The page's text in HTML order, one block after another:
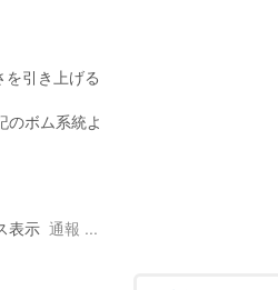
引き上げる
のボム系統よ
表示 通報 ...